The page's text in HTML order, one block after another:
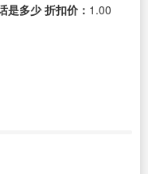
是多少 折扣价： 1.00